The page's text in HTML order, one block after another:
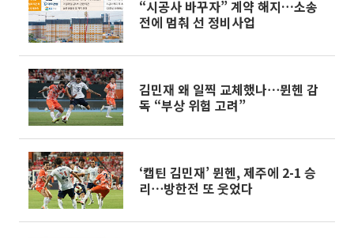
“시공사 바꾸자” 계약 해지…소송
전에 멈춰 선 정비사업
김민재 왜 일찍 교체했나⋯뮌헨 감
독 “부상 위험 고려”
‘캡틴 김민재’ 뮌헨, 제주에 2-1 승
리⋯방한전 또 웃었다